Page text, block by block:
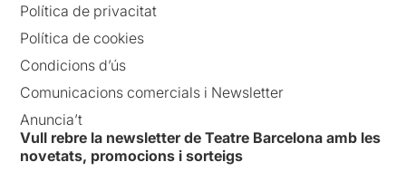
Política de privacitat
Política de cookies
Condicions d’ús
Comunicacions comercials i Newsletter
Anuncia’t
Vull rebre la newsletter de Teatre Barcelona amb les
novetats, promocions i sorteigs